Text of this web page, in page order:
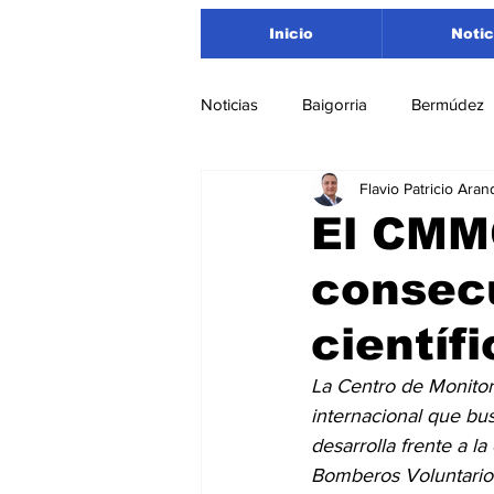
Inicio
Noticias Baigorria Bermúdez
Nacionales Beltrán
Roldán
Medioambiente
El
Flavio Patricio
La Centro de
internacional que
desarrolla frente a
Bomberos